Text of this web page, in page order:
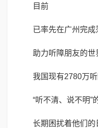
目前
已率先在广州完成
助力听障朋友的
我国现有2780万
“听不清、说不明”
长期困扰着他们